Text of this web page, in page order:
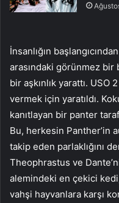
İnsanlığın
arasındaki görünmez bir
bir aşkınlık yarattı. USO
vermek için yaratıldı.
kanıtlayan bir panter
Bu, herkesin Panther’in
takip eden parlaklığını
Theophrastus ve
alemindeki en çekici
vahşi hayvanlara karşı